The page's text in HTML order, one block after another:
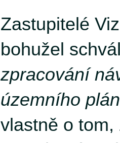
Zastupitelé
bohužel
zpracování
územního
vlastně o